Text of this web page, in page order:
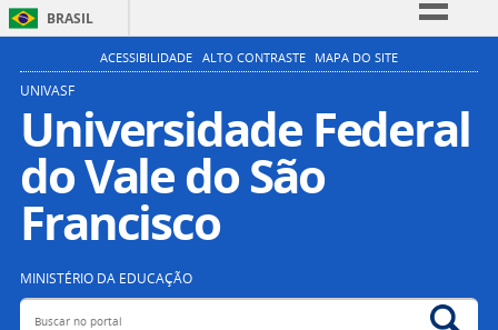
BRASIL
Simplifique!
Participe
Acesso à informação
Legislação
ACESSIBILIDADE ALTO CONTRASTE MAPA DO SITE
UNIVASF
Universidade Federal
do Vale do São
Francisco
MINISTÉRIO DA EDUCAÇÃO
Buscar no portal